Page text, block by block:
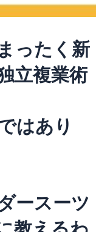
ったく新
立複業術
はあり
ースーツ